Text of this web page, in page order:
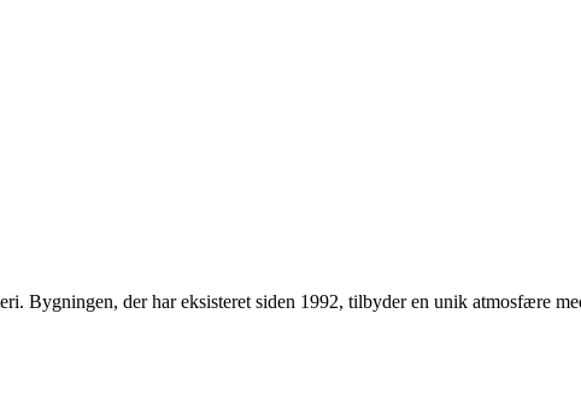
Bygningen, der har eksisteret siden 1992, tilbyder en unik atmosfære